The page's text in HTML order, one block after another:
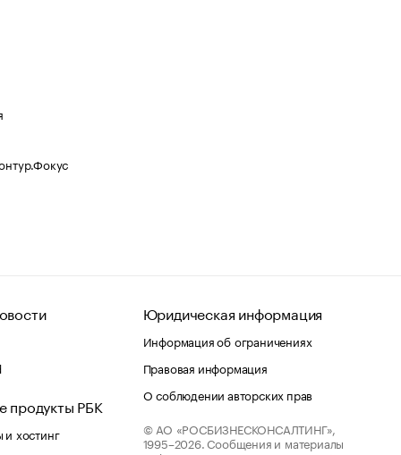
продукты РБК
хостинг
Юридическая информация
Информация об ограничениях
Правовая информация
О соблюдении авторских прав
© АО «РОСБИЗНЕСКОНСАЛТИНГ»,
1995–2026. Сообщения и материалы